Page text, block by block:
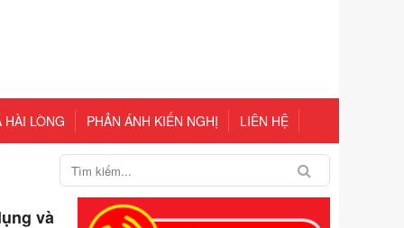
HÀI LÒNG PHẢN ÁNH KIẾN NGHỊ LIÊN HỆ
và